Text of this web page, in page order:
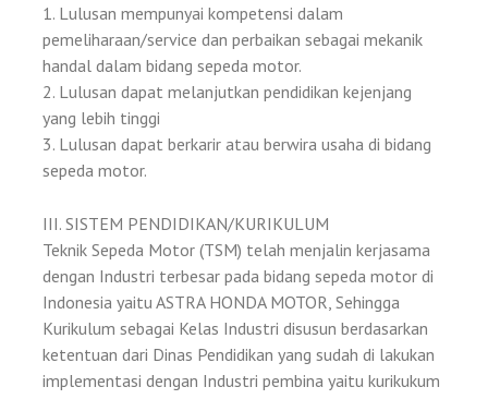
1. Lulusan mempunyai kompetensi dalam
pemeliharaan/service dan perbaikan sebagai mekanik
handal dalam bidang sepeda motor.
2. Lulusan dapat melanjutkan pendidikan kejenjang
yang lebih tinggi
3. Lulusan dapat berkarir atau berwira usaha di bidang
sepeda motor.
III. SISTEM PENDIDIKAN/KURIKULUM
Teknik Sepeda Motor (TSM) telah menjalin kerjasama
dengan Industri terbesar pada bidang sepeda motor di
Indonesia yaitu ASTRA HONDA MOTOR, Sehingga
Kurikulum sebagai Kelas Industri disusun berdasarkan
ketentuan dari Dinas Pendidikan yang sudah di lakukan
implementasi dengan Industri pembina yaitu kurikukum